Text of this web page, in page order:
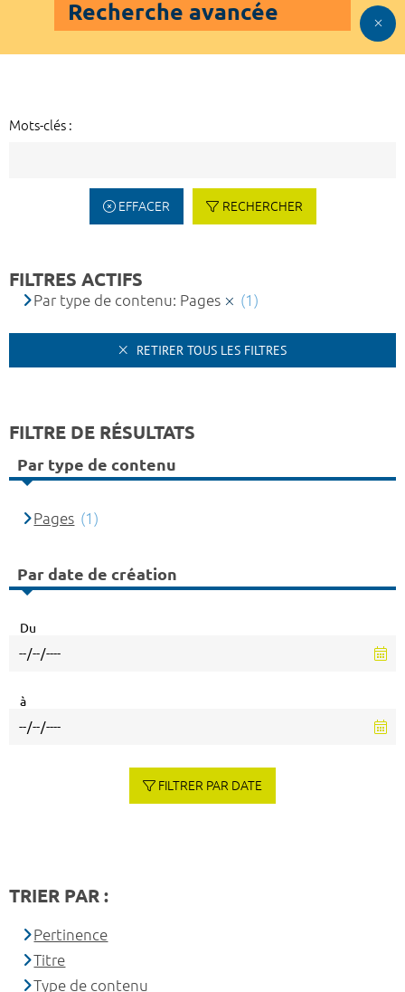
Recherche avancée
Mots-clés :
EFFACER RECHERCHER
FILTRES ACTIFS
Par type de contenu: Pages (1)
RETIRER TOUS LES FILTRES
FILTRE DE RÉSULTATS
Par type de contenu
Pages (1)
Par date de création
Du
à
FILTRER PAR DATE
TRIER PAR :
Pertinence
Titre
Type de contenu